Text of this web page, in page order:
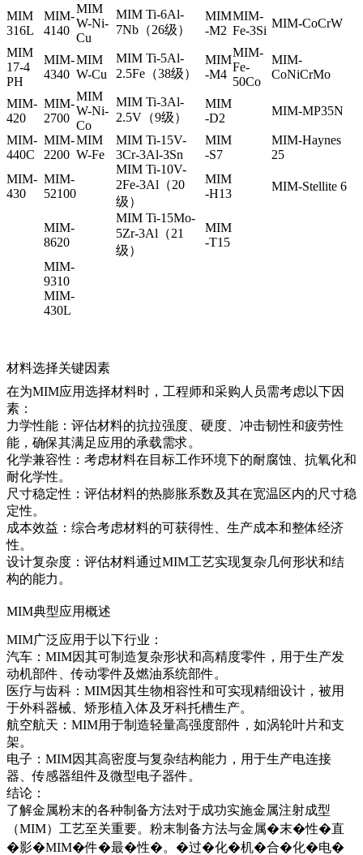
MIM
316L
MIM-
4140
MIM
W-Ni-
Cu
MIM Ti-6Al-
7Nb（26级）
MIM
-M2
MIM-
Fe-3Si
MIM-CoCrW
MIM
17-4
PH
MIM-
4340
MIM
W-Cu
MIM Ti-5Al-
2.5Fe（38级）
MIM
-M4
MIM-
Fe-
50Co
MIM-
CoNiCrMo
MIM-
420
MIM-
2700
MIM
W-Ni-
Co
MIM Ti-3Al-
2.5V（9级）
MIM
-D2
MIM-MP35N
MIM-
440C
MIM-
2200
MIM
W-Fe
MIM Ti-15V-
3Cr-3Al-3Sn
MIM
-S7
MIM-Haynes
25
MIM-
430
MIM-
52100
MIM Ti-10V-
2Fe-3Al（20
级）
MIM
-H13
MIM-Stellite 6
MIM-
8620
MIM Ti-15Mo-
5Zr-3Al（21
级）
MIM
-T15
MIM-
9310
MIM-
430L
材料选择关键因素
在为MIM应用选择材料时，工程师和采购人员需考虑以下因
素：
力学性能：评估材料的抗拉强度、硬度、冲击韧性和疲劳性
能，确保其满足应用的承载需求。
化学兼容性：考虑材料在目标工作环境下的耐腐蚀、抗氧化和
耐化学性。
尺寸稳定性：评估材料的热膨胀系数及其在宽温区内的尺寸稳
定性。
成本效益：综合考虑材料的可获得性、生产成本和整体经济
性。
设计复杂度：评估材料通过MIM工艺实现复杂几何形状和结
构的能力。
MIM典型应用概述
MIM广泛应用于以下行业：
汽车：MIM因其可制造复杂形状和高精度零件，用于生产发
动机部件、传动零件及燃油系统部件。
医疗与齿科：MIM因其生物相容性和可实现精细设计，被用
于外科器械、矫形植入体及牙科托槽生产。
航空航天：MIM用于制造轻量高强度部件，如涡轮叶片和支
架。
电子：MIM因其高密度与复杂结构能力，用于生产电连接
器、传感器组件及微型电子器件。
结论：
了解金属粉末的各种制备方法对于成功实施金属注射成型
（MIM）工艺至关重要。粉末制备方法与金属�末�性�直
�影�MIM�件�最�性�。�过�化�机�合�化�电�